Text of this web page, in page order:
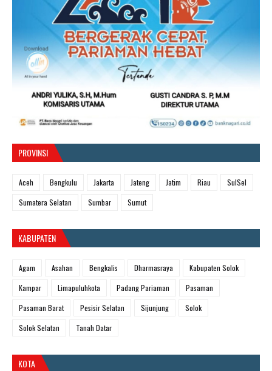
PROVINSI
Aceh Bengkulu Jakarta Jateng Jatim Riau
SulSel
Sumatera Selatan
Sumbar Sumut
KABUPATEN
Agam Asahan Bengkalis Dharmasraya
Kabupaten Solok
Kampar
Limapuluhkota Padang Pariaman
Pasaman
Pasaman Barat
Pesisir Selatan Sijunjung
Solok
Solok Selatan
Tanah Datar
KOTA